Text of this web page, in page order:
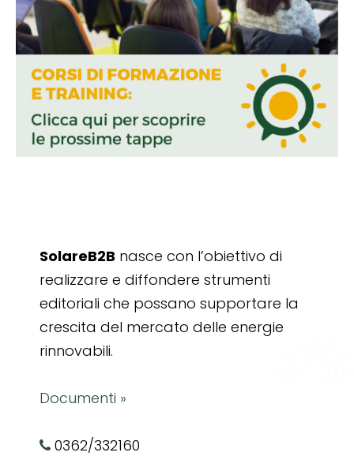
SolareB2B nasce con l’obiettivo di
realizzare e diffondere strumenti
editoriali che possano supportare la
crescita del mercato delle energie
rinnovabili.
Documenti »
0362/332160